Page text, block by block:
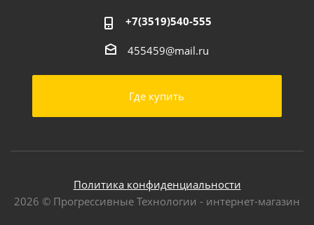
+7(3519)540-555
455459@mail.ru
Где купить
Политика конфиденциальности
2026 © Прогрессивные Технологии - интернет-магазин